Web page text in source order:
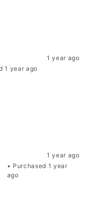
1 year ago
1 year ago
1 year ago
• Purchased 1 year
ago